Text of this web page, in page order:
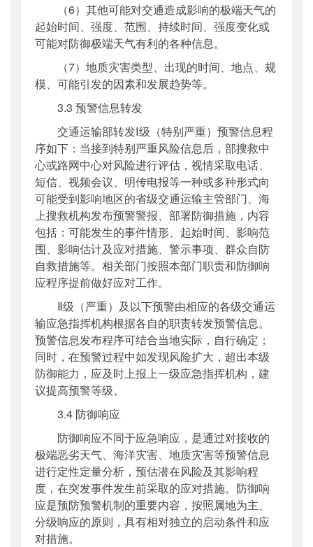
（6）其他可能对交通造成影响的极端天气的
起始时间、强度、范围、持续时间、强度变化或
可能对防御极端天气有利的各种信息。
（7）地质灾害类型、出现的时间、地点、规
模、可能引发的因素和发展趋势等。
3.3 预警信息转发
交通运输部转发Ⅰ级（特别严重）预警信息程
序如下：当接到特别严重风险信息后，部搜救中
心或路网中心对风险进行评估，视情采取电话、
短信、视频会议、明传电报等一种或多种形式向
可能受到影响地区的省级交通运输主管部门、海
上搜救机构发布预警警报、部署防御措施，内容
包括：可能发生的事件情形、起始时间、影响范
围、影响估计及应对措施、警示事项、群众自防
自救措施等。相关部门按照本部门职责和防御响
应程序提前做好应对工作。
Ⅱ级（严重）及以下预警由相应的各级交通运
输应急指挥机构根据各自的职责转发预警信息。
预警信息发布程序可结合当地实际，自行确定；
同时，在预警过程中如发现风险扩大，超出本级
防御能力，应及时上报上一级应急指挥机构，建
议提高预警等级。
3.4 防御响应
防御响应不同于应急响应，是通过对接收的
极端恶劣天气、海洋灾害、地质灾害等预警信息
进行定性定量分析，预估潜在风险及其影响程
度，在突发事件发生前采取的应对措施。防御响
应是预防预警机制的重要内容，按照属地为主、
分级响应的原则，具有相对独立的启动条件和应
对措施。